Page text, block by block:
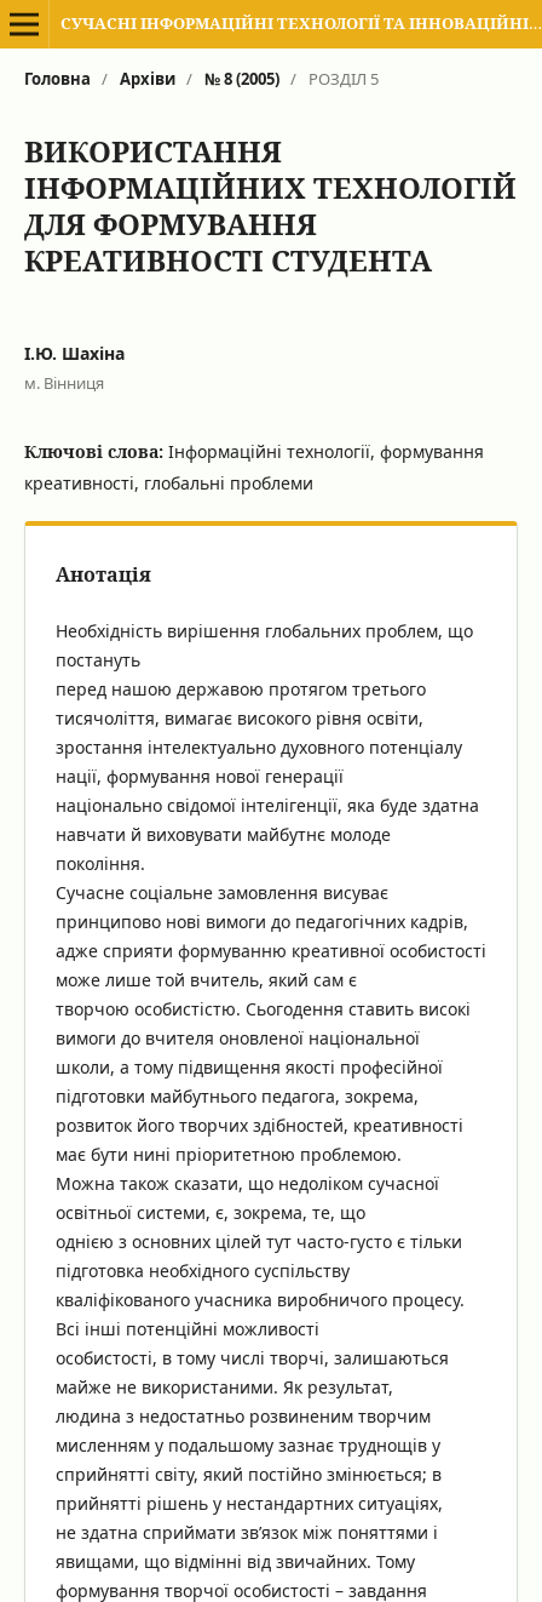
СУЧАСНІ ІНФОРМАЦІЙНІ ТЕХНОЛОГІЇ ТА ІННОВАЦІЙНІ МЕТОДИКИ НАВЧАННЯ В ПІДГОТОВЦІ ФАХІВЦІВ: МЕТОДОЛОГІЯ, ТЕОРІЯ, ДОСВІД, ПРОБЛЕМИ
Головна / Архіви / № 8 (2005) / РОЗДІЛ 5
ВИКОРИСТАННЯ
ІНФОРМАЦІЙНИХ ТЕХНОЛОГІЙ
ДЛЯ ФОРМУВАННЯ
КРЕАТИВНОСТІ СТУДЕНТА
І.Ю. Шахіна
м. Вінниця
Ключові слова: Інформаційні технології, формування
креативності, глобальні проблеми
Анотація
Необхідність вирішення глобальних проблем, що
постануть
перед нашою державою протягом третього
тисячоліття, вимагає високого рівня освіти,
зростання інтелектуально духовного потенціалу
нації, формування нової генерації
національно свідомої інтелігенції, яка буде здатна
навчати й виховувати майбутнє молоде
покоління.
Сучасне соціальне замовлення висуває
принципово нові вимоги до педагогічних кадрів,
адже сприяти формуванню креативної особистості
може лише той вчитель, який сам є
творчою особистістю. Сьогодення ставить високі
вимоги до вчителя оновленої національної
школи, а тому підвищення якості професійної
підготовки майбутнього педагога, зокрема,
розвиток його творчих здібностей, креативності
має бути нині пріоритетною проблемою.
Можна також сказати, що недоліком сучасної
освітньої системи, є, зокрема, те, що
однією з основних цілей тут часто-густо є тільки
підготовка необхідного суспільству
кваліфікованого учасника виробничого процесу.
Всі інші потенційні можливості
особистості, в тому числі творчі, залишаються
майже не використаними. Як результат,
людина з недостатньо розвиненим творчим
мисленням у подальшому зазнає труднощів у
сприйнятті світу, який постійно змінюється; в
прийнятті рішень у нестандартних ситуаціях,
не здатна сприймати зв’язок між поняттями і
явищами, що відмінні від звичайних. Тому
формування творчої особистості – завдання